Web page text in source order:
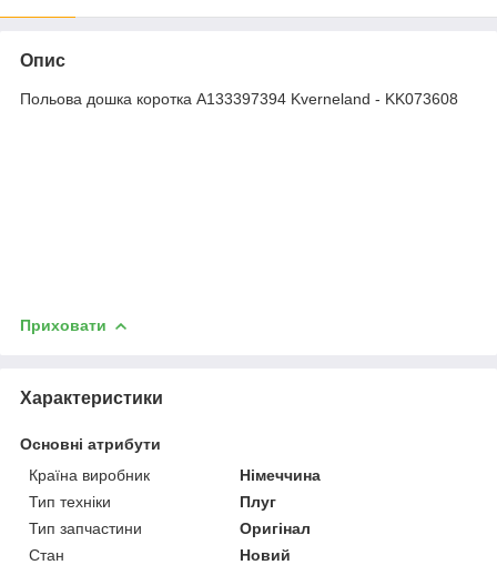
Опис
Польова дошка коротка A133397394 Kverneland - KK073608
Приховати
Характеристики
Основні атрибути
Країна виробник
Німеччина
Тип техніки
Плуг
Тип запчастини
Оригінал
Стан
Новий